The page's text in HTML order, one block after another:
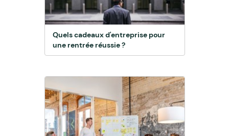
Quels cadeaux d'entreprise pour
une rentrée réussie ?